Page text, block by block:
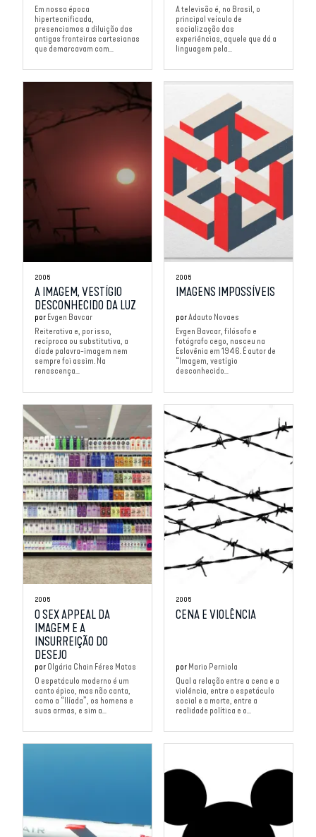
Em nossa época
hipertecnificada,
presenciamos a diluição das
antigas fronteiras cartesianas
que demarcavam com...
A televisão é, no Brasil, o
principal veículo de
socialização das
experiências, aquele que dá a
linguagem pela...
2005
A IMAGEM, VESTÍGIO
DESCONHECIDO DA LUZ
por Evgen Bavcar
Reiterativa e, por isso,
recíproca ou substitutiva, a
díade palavra-imagem nem
sempre foi assim. Na
renascença...
2005
IMAGENS IMPOSSÍVEIS
porAdauto Novaes
Evgen Bavcar, filósofo e
fotógrafo cego, nasceu na
Eslovênia em 1946. É autor de
“Imagem, vestígio
desconhecido...
2005
O SEX APPEAL DA
IMAGEM E A
INSURREIÇÃO DO
DESEJO
por Olgária Chain Féres Matos
O espetáculo moderno é um
canto épico, mas não canta,
como a “Ilíada”, os homens e
suas armas, e sim a...
2005
CENA E VIOLÊNCIA
por Mario Perniola
Qual a relação entre a cena e a
violência, entre o espetáculo
social e a morte, entre a
realidade política e o...